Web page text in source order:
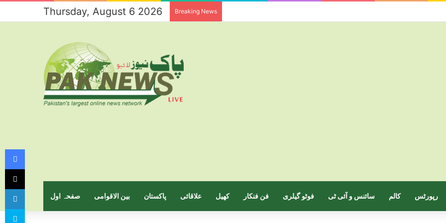
Thursday, August 6 2026 Breaking News
صفحہ اول بین الاقوامی پاکستان علاقائی کھیل فن فنکار فوٹو گیلری سائنس و آئی ٹی کالم رپورٹس
Facebook
X
LinkedIn
Skype